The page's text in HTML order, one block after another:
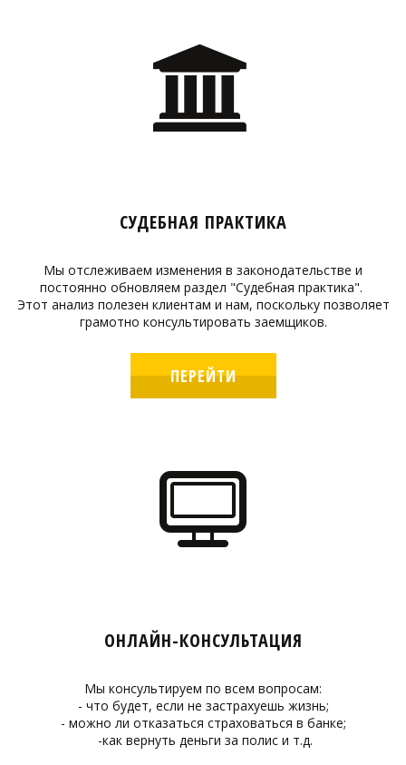
СУДЕБНАЯ ПРАКТИКА
Мы отслеживаем изменения в законодательстве и
постоянно обновляем раздел "Судебная практика".
Этот анализ полезен клиентам и нам, поскольку позволяет
грамотно консультировать заемщиков.
ПЕРЕЙТИ
ОНЛАЙН-КОНСУЛЬТАЦИЯ
Мы консультируем по всем вопросам:
- что будет, если не застрахуешь жизнь;
- можно ли отказаться страховаться в банке;
-как вернуть деньги за полис и т.д.